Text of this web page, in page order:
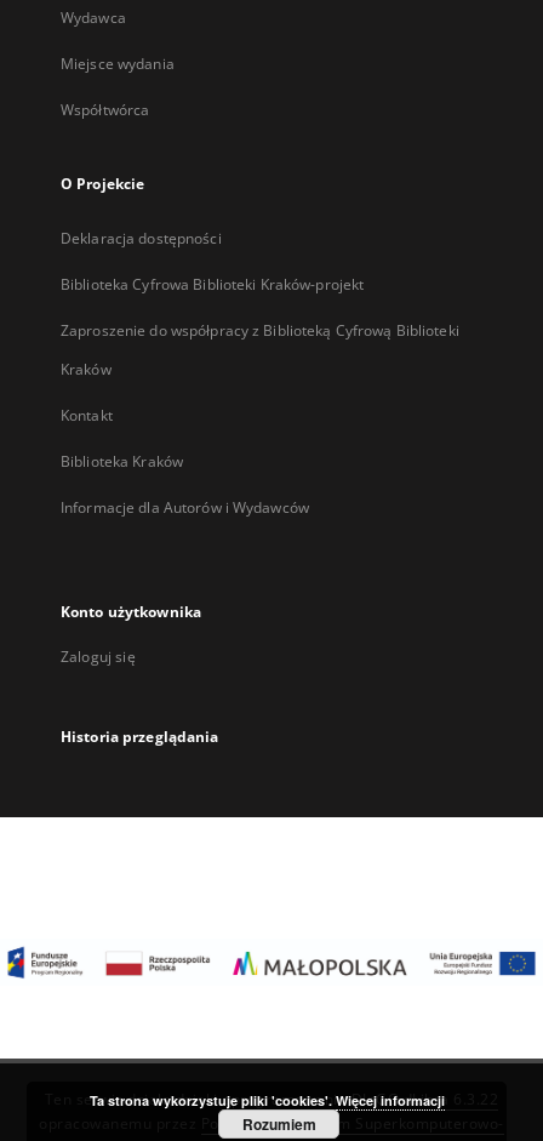
Wydawca
Miejsce wydania
Współtwórca
O Projekcie
Deklaracja dostępności
Biblioteka Cyfrowa Biblioteki Kraków-projekt
Zaproszenie do współpracy z Biblioteką Cyfrową Biblioteki
Kraków
Kontakt
Biblioteka Kraków
Informacje dla Autorów i Wydawców
Konto użytkownika
Zaloguj się
Historia przeglądania
Ten serwis działa dzięki oprogramowaniuDInGO dLibra 6.3.22
Poznańskie Centrum Superkomputerowo-
Ta strona wykorzystuje pliki 'cookies'. Więcej informacji
Rozumiem